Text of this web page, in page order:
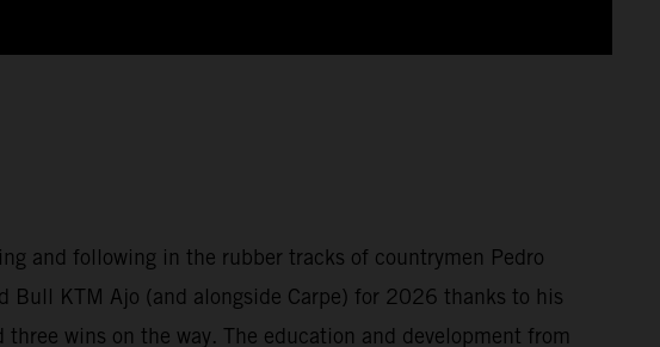
and following in the rubber tracks of countrymen Pedro
Bull KTM Ajo (and alongside Carpe) for 2026 thanks to his
wins on the way. The education and development from